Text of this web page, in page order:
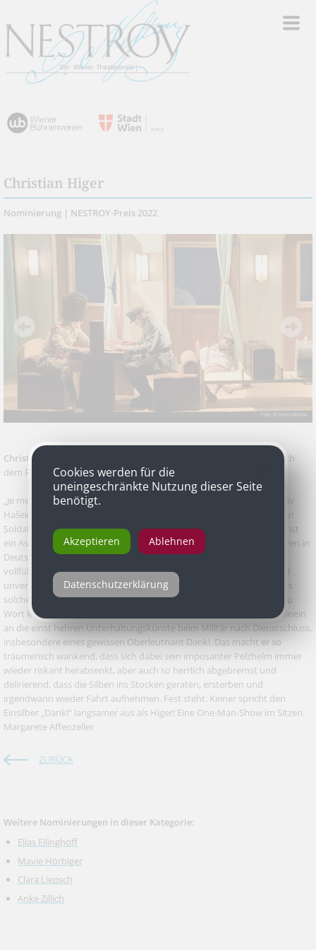
Christian Higer
Nominierung | NESTROY-Preis 2022
Christian Higer
in „Die Abenteuer des braven Soldaten Schwejk“ nach
dem Roman von Jaroslav Hašek, Landestheater Linz
„Je mehr wir getrunken haben, desto nüchterner waren wir!“ - Jaroslav
Hašek karikiert in seinem Schelmenroman „Die Abenteuer des braven
Soldaten Schwejk“ die k.u.k. Armee in allen Varianten. Trinkfestigkeit ist
ein Aspekt. Der gebürtige Salzburger Christian Higer, nach vielen Jahren in
Deutschland nun seit 2017 wieder am Landestheater Linz engagiert,
vollführt in der Inszenierung von Matthias Rippert eine dahingehend
unvergessliche Performance als sternhagelvoller Oberst Schröder. Als
solcher manövriert sich Higer im Speisewagen, im Beisein eines nie zu
Wort kommenden Kollegen, in eine geradezu zärtliche Erinnerung hinein
an die einst hehren Unterhaltungskünste beim Militär nach Dienstschluss,
insbesondere eines gewissen Oberleutnant Dankl. Das macht er so
träumerisch wankend, dass sich dabei sein imposanter Pelzhelm immer
wieder riskant herabsenkt, aber auch so herrlich abgebremst und
delirierend, dass die Silben ins Stocken geraten, ersterben und
irgendwann wieder Fahrt aufnehmen. Fest steht: Keiner spricht den
Einsilber „Dankl“ langsamer aus als Higer! Eine One-Man-Show im Sitzen.
Margarete Affenzeller
ZURÜCK
Weitere Nominierungen in dieser Kategorie:
Elias Eilinghoff
Mavie Hörbiger
Clara Liepsch
Anke Zillich
Cookies werden für die
uneingeschränkte Nutzung dieser Seite
benötigt.
Akzeptieren Ablehnen
Datenschutzerklärung